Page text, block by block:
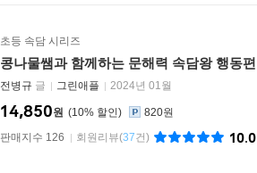
초등 속담 시리즈
콩나물쌤과 함께하는 문해력 속담왕 행동편
전병규 글 그린애플 2024년 01월
10%
14,850원
820원
판매지수 126
회원리뷰(37건) 10.0